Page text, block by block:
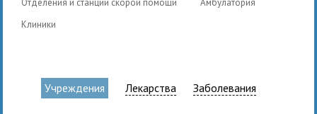
Клиники
Учреждения Лекарства Заболевания